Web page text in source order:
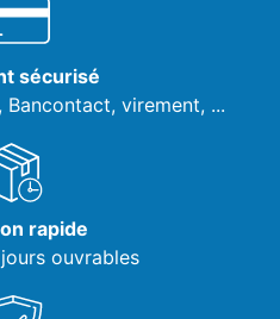
sécurisé
Bancontact, virement, ...
rapide
ouvrables